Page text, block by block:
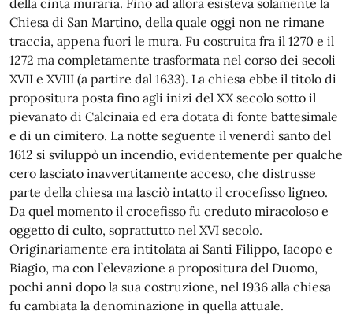
della cinta muraria. Fino ad allora esisteva solamente la
Chiesa di San Martino, della quale oggi non ne rimane
traccia, appena fuori le mura. Fu costruita fra il 1270 e il
1272 ma completamente trasformata nel corso dei secoli
XVII e XVIII (a partire dal 1633). La chiesa ebbe il titolo di
propositura posta fino agli inizi del XX secolo sotto il
pievanato di Calcinaia ed era dotata di fonte battesimale
e di un cimitero. La notte seguente il venerdì santo del
1612 si sviluppò un incendio, evidentemente per qualche
cero lasciato inavvertitamente acceso, che distrusse
parte della chiesa ma lasciò intatto il crocefisso ligneo.
Da quel momento il crocefisso fu creduto miracoloso e
oggetto di culto, soprattutto nel XVI secolo.
Originariamente era intitolata ai Santi Filippo, Iacopo e
Biagio, ma con l’elevazione a propositura del Duomo,
pochi anni dopo la sua costruzione, nel 1936 alla chiesa
fu cambiata la denominazione in quella attuale.